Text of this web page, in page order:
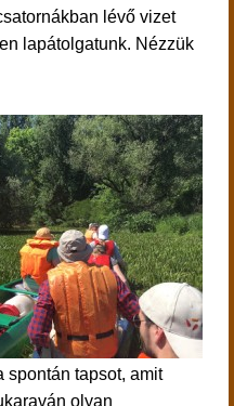
lévő vizet
lapátolgatunk. Nézzük
spontán tapsot, amit
olyan